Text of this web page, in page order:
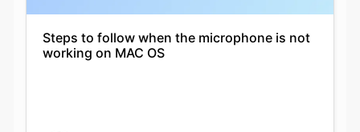
Steps to follow when the microphone is not
working on MAC OS